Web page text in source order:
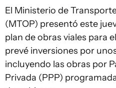
El Ministerio de
(MTOP) presentó este
plan de obras viales para
prevé inversiones por
incluyendo las obras por
Privada (PPP)